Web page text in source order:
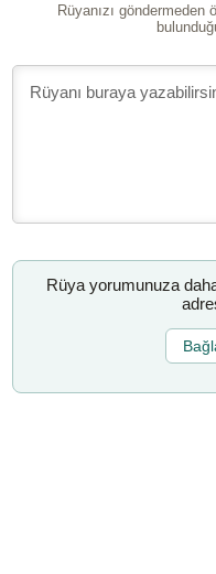
Rüyanızı
Rüya yorumunuza